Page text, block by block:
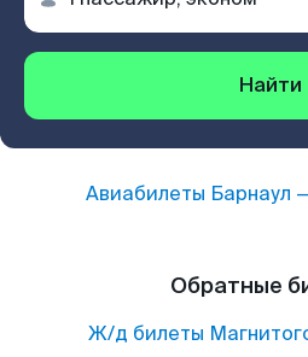
Найти
Авиабилеты Барнаул
Обратные
Ж/д билеты